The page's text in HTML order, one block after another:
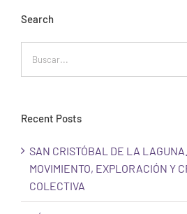
Search
Recent Posts
SAN CRISTÓBAL DE LA
MOVIMIENTO, EXPLORACIÓN Y
COLECTIVA